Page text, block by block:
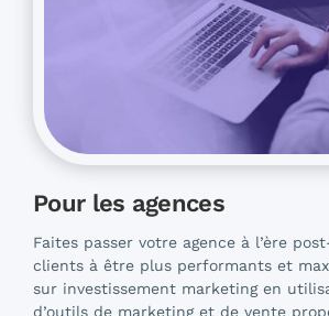
Pour les agences
Faites passer votre agence à l’ère
clients à être plus performants et
sur investissement marketing en
d’outils de marketing et de vente